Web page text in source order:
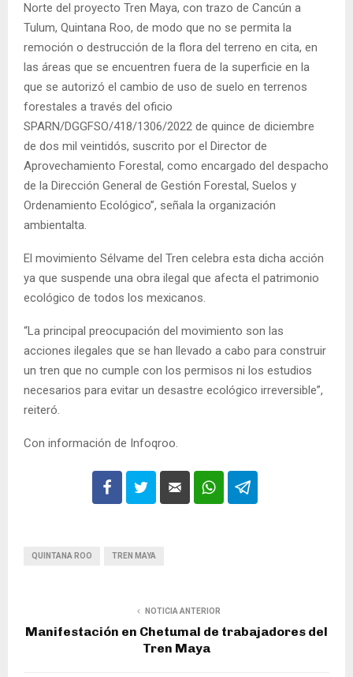
Norte del proyecto Tren Maya, con trazo de Cancún a
Tulum, Quintana Roo, de modo que no se permita la
remoción o destrucción de la flora del terreno en cita, en
las áreas que se encuentren fuera de la superficie en la
que se autorizó el cambio de uso de suelo en terrenos
forestales a través del oficio
SPARN/DGGFSO/418/1306/2022 de quince de diciembre
de dos mil veintidós, suscrito por el Director de
Aprovechamiento Forestal, como encargado del despacho
de la Dirección General de Gestión Forestal, Suelos y
Ordenamiento Ecológico”, señala la organización
ambientalta.
El movimiento Sélvame del Tren celebra esta dicha acción
ya que suspende una obra ilegal que afecta el patrimonio
ecológico de todos los mexicanos.
“La principal preocupación del movimiento son las
acciones ilegales que se han llevado a cabo para construir
un tren que no cumple con los permisos ni los estudios
necesarios para evitar un desastre ecológico irreversible”,
reiteró.
Con información de Infoqroo.
QUINTANA ROO TREN MAYA
NOTICIA ANTERIOR
Manifestación en Chetumal de trabajadores del
Tren Maya